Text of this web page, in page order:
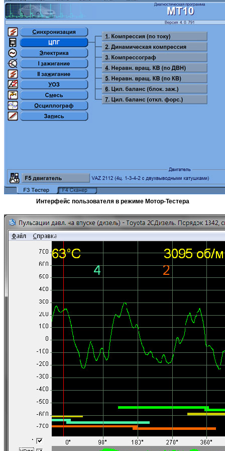
Интерфейс пользователя в режиме Мотор-Тестера